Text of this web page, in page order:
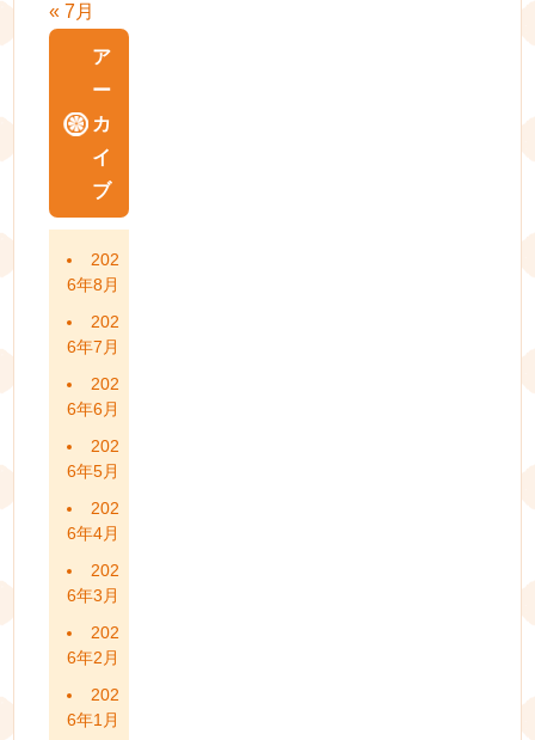
« 7月
ア
ー
カ
イ
ブ
202
6年8月
202
6年7月
202
6年6月
202
6年5月
202
6年4月
202
6年3月
202
6年2月
202
6年1月